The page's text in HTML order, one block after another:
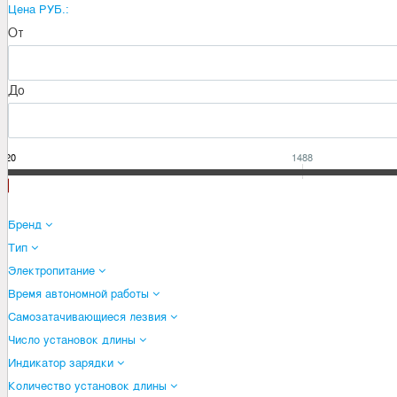
Цена РУБ.:
От
До
420 1488
Бренд
Тип
Электропитание
Время автономной работы
Самозатачивающиеся лезвия
Число установок длины
Индикатор зарядки
Количество установок длины